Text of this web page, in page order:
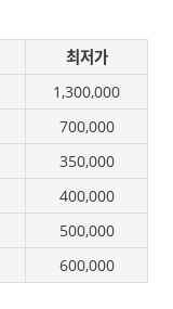
최저가
1,300,000
700,000
350,000
400,000
500,000
600,000